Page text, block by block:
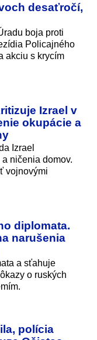
desaťročí,
boja proti
Policajného
akciu s krycím
Izrael v
okupácie a
Izrael
ničenia domov.
vojnovými
diplomata.
narušenia
a sťahuje
o ruských
polícia